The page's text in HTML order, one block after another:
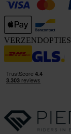
VERZENDOPTIES